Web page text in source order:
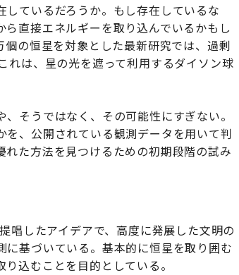
ているだろうか。もし存在しているな
直接エネルギーを取り込んでいるかもし
の恒星を対象とした最新研究では、過剰
れは、星の光を遮って利用するダイソン球
そうではなく、その可能性にすぎない。
、公開されている観測データを用いて判
た方法を見つけるための初期段階の試み
唱したアイデアで、高度に発展した文明の
基づいている。基本的に恒星を取り囲む
込むことを目的としている。